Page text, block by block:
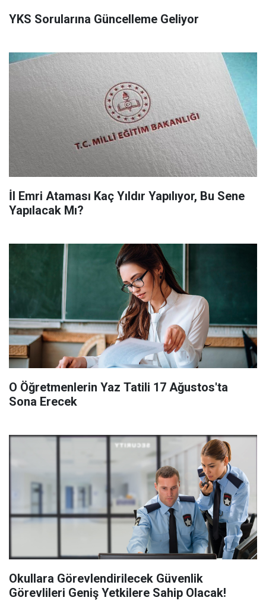
YKS Sorularına Güncelleme Geliyor
İl Emri Ataması Kaç Yıldır Yapılıyor, Bu Sene
Yapılacak Mı?
O Öğretmenlerin Yaz Tatili 17 Ağustos'ta
Sona Erecek
Okullara Görevlendirilecek Güvenlik
Görevlileri Geniş Yetkilere Sahip Olacak!